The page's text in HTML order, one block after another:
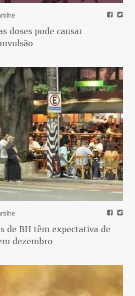
doses pode causar
de BH têm expectativa de
dezembro